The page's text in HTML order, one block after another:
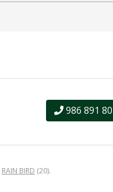
RAIN BIRD (20).
986 891